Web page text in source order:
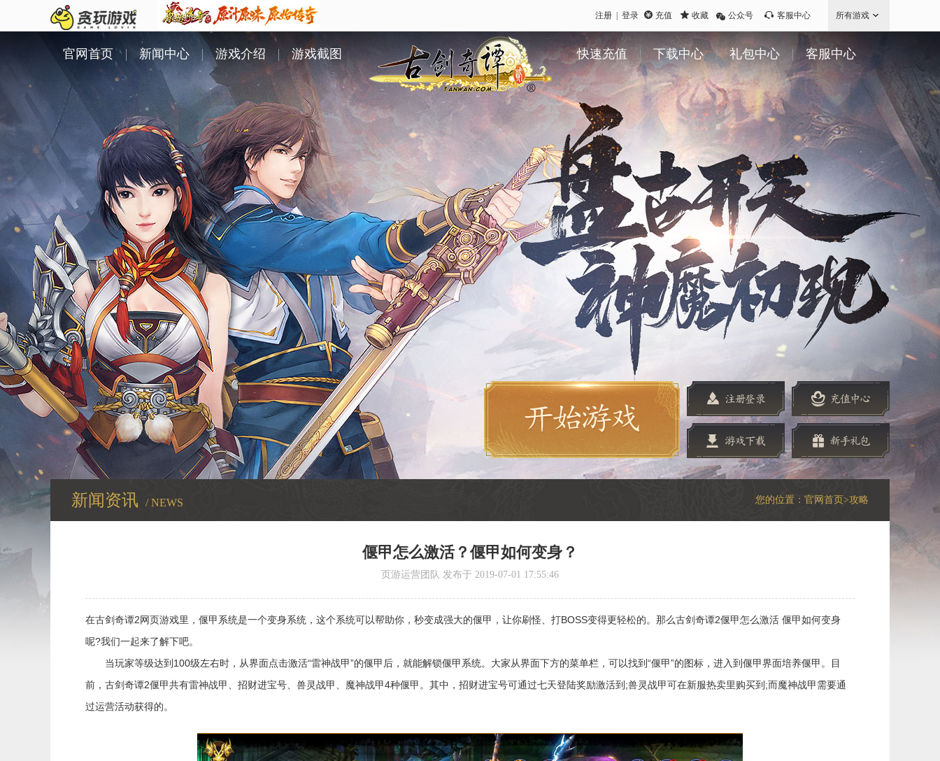
所有游戏
充值 收藏 公众号 客服中心
登录
注册
官网首页 新闻中心 游戏介绍 游戏截图 快速充值 下载中心 礼包中心 客服中心
新闻资讯 / NEWS 您的位置： 官网首页>攻略
偃甲怎么激活？偃甲如何变身？
页游运营团队 发布于 2019-07-01 17:55:46
在古剑奇谭2网页游戏里，偃甲系统是一个变身系统，这个系统可以帮助你，秒变成强大的偃甲，让你刷怪、打BOSS变得更轻松的。那么古剑奇谭2偃甲怎么激活 偃甲如何变身
呢?我们一起来了解下吧。
当玩家等级达到100级左右时，从界面点击激活“雷神战甲”的偃甲后，就能解锁偃甲系统。大家从界面下方的菜单栏，可以找到“偃甲”的图标，进入到偃甲界面培养偃甲。目
前，古剑奇谭2偃甲共有雷神战甲、招财进宝号、兽灵战甲、魔神战甲4种偃甲。其中，招财进宝号可通过七天登陆奖励激活到;兽灵战甲可在新服热卖里购买到;而魔神战甲需要通
过运营活动获得的。